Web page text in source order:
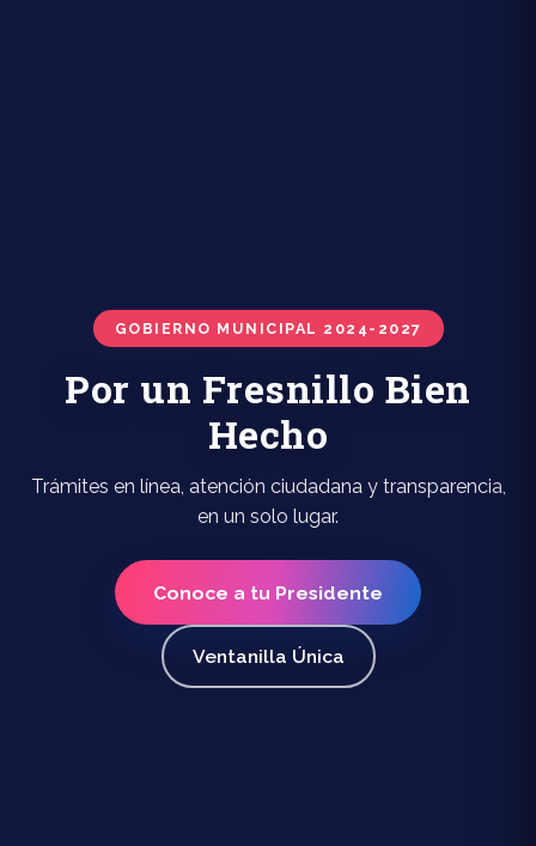
GOBIERNO MUNICIPAL 2024-2027
Por un Fresnillo Bien
Hecho
Trámites en línea, atención ciudadana y transparencia,
en un solo lugar.
Conoce a tu Presidente
Ventanilla Única